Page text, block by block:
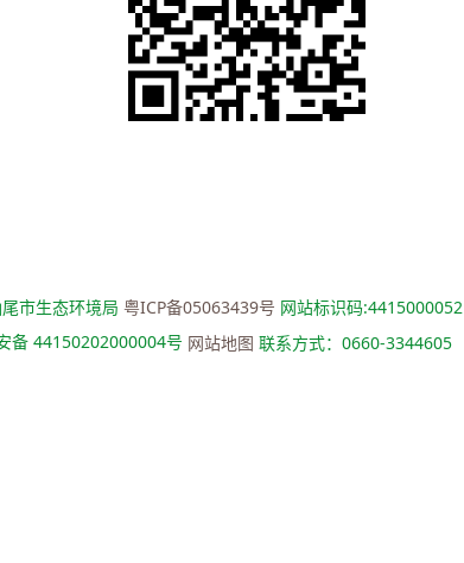
市生态环境局 粤ICP备05063439号 网站标识码:4415000052
备 44150202000004号 网站地图 联系方式：0660-3344605